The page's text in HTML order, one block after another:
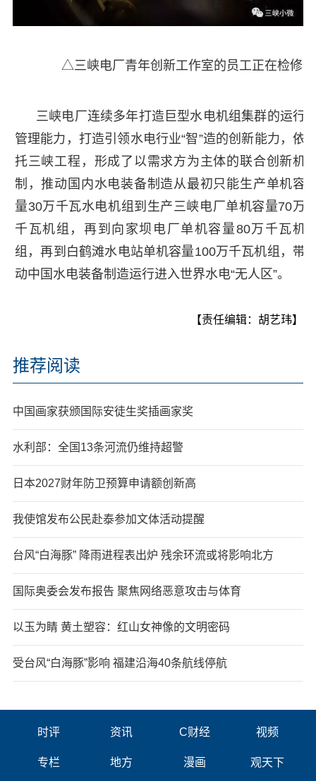
△三峡电厂青年创新工作室的员工正在检修
三峡电厂连续多年打造巨型水电机组集群的运行
管理能力，打造引领水电行业“智”造的创新能力，依
托三峡工程，形成了以需求方为主体的联合创新机
制，推动国内水电装备制造从最初只能生产单机容
量30万千瓦水电机组到生产三峡电厂单机容量70万
千瓦机组，再到向家坝电厂单机容量80万千瓦机
组，再到白鹤滩水电站单机容量100万千瓦机组，带
动中国水电装备制造运行进入世界水电“无人区”。
【责任编辑：胡艺玮】
推荐阅读
中国画家获颁国际安徒生奖插画家奖
水利部：全国13条河流仍维持超警
日本2027财年防卫预算申请额创新高
我使馆发布公民赴泰参加文体活动提醒
台风“白海豚” 降雨进程表出炉 残余环流或将影响北方
国际奥委会发布报告 聚焦网络恶意攻击与体育
以玉为睛 黄土塑容：红山女神像的文明密码
受台风“白海豚”影响 福建沿海40条航线停航
时评 资讯 C财经 视频
专栏 地方 漫画 观天下